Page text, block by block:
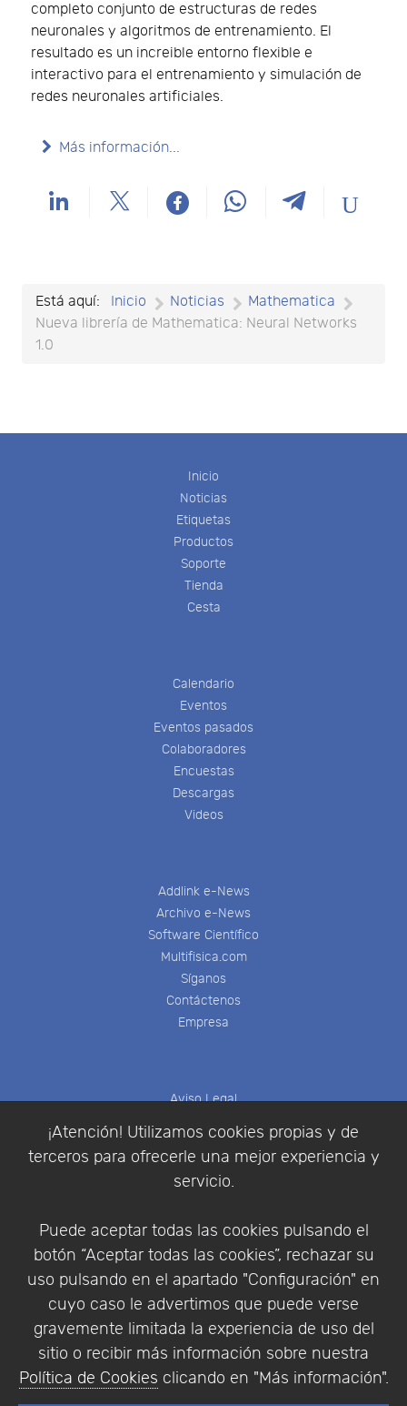
¡Atención! Utilizamos cookies propias y de
terceros para ofrecerle una mejor experiencia y
servicio.
Puede aceptar todas las cookies pulsando el
botón “Aceptar todas las cookies”, rechazar su
uso pulsando en el apartado "Configuración" en
cuyo caso le advertimos que puede verse
gravemente limitada la experiencia de uso del
sitio o recibir más información sobre nuestra
Política de Cookies clicando en "Más información".
completo conjunto de estructuras de redes
neuronales y algoritmos de entrenamiento. El
resultado es un increible entorno flexible e
interactivo para el entrenamiento y simulación de
redes neuronales artificiales.
Más información...
Está aquí: Inicio Noticias
Mathematica
Nueva librería de Mathematica: Neural Networks
1.0
Inicio
Noticias
Etiquetas
Productos
Soporte
Tienda
Cesta
Calendario
Eventos
Eventos pasados
Colaboradores
Encuestas
Descargas
Videos
Addlink e-News
Archivo e-News
Software Científico
Multifisica.com
Síganos
Contáctenos
Empresa
Aviso Legal
Política de Privacidad
Condiciones de compra
Identificarse
Empresa|Aviso Legal| Política de Privacidad |
Política de Cookies
© Copyright 1994 - 2026. Addlink Software
Científico, S.L.